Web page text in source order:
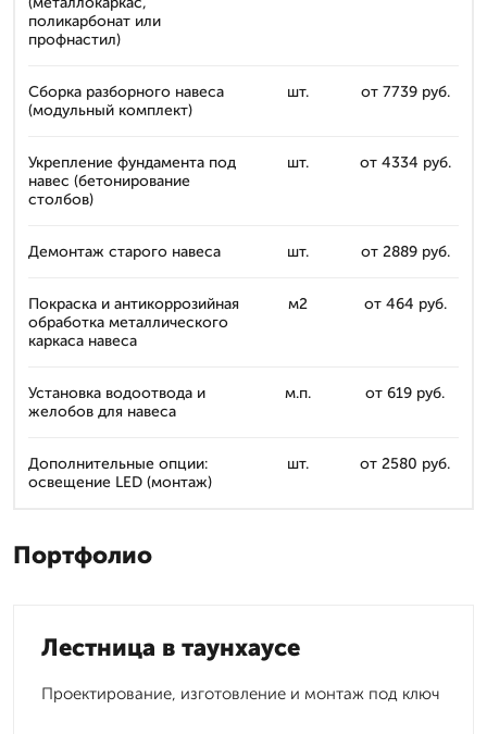
поликарбонат или
профнастил)
Сборка разборного навеса
(модульный комплект)
шт. от 7739 руб.
Укрепление фундамента под
навес (бетонирование
столбов)
шт. от 4334 руб.
Демонтаж старого навеса шт. от 2889 руб.
Покраска и антикоррозийная
обработка металлического
каркаса навеса
м2 от 464 руб.
Установка водоотвода и
желобов для навеса
м.п. от 619 руб.
Дополнительные опции:
освещение LED (монтаж)
шт. от 2580 руб.
Портфолио
Лестница в таунхаусе
Проектирование, изготовление и монтаж под ключ